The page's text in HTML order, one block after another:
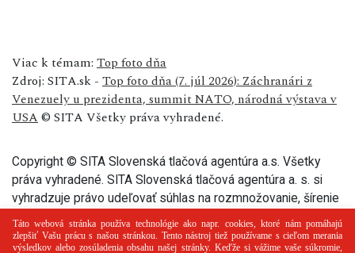
Viac k témam: Top foto dňa
Zdroj: SITA.sk - Top foto dňa (7. júl 2026): Záchranári z
Venezuely u prezidenta, summit NATO, národná výstava v
USA © SITA Všetky práva vyhradené.
Copyright © SITA Slovenská tlačová agentúra a.s. Všetky
práva vyhradené. SITA Slovenská tlačová agentúra a. s. si
vyhradzuje právo udeľovať súhlas na rozmnožovanie, šírenie